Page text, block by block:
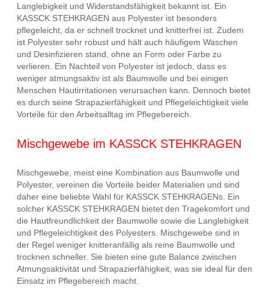
Langlebigkeit und Widerstandsfähigkeit bekannt ist. Ein
KASSCK STEHKRAGEN aus Polyester ist besonders
pflegeleicht, da er schnell trocknet und knitterfrei ist. Zudem
ist Polyester sehr robust und hält auch häufigem Waschen
und Desinfizieren stand, ohne an Form oder Farbe zu
verlieren. Ein Nachteil von Polyester ist jedoch, dass es
weniger atmungsaktiv ist als Baumwolle und bei einigen
Menschen Hautirritationen verursachen kann. Dennoch bietet
es durch seine Strapazierfähigkeit und Pflegeleichtigkeit viele
Vorteile für den Arbeitsalltag im Pflegebereich.
Mischgewebe im KASSCK STEHKRAGEN
Mischgewebe, meist eine Kombination aus Baumwolle und
Polyester, vereinen die Vorteile beider Materialien und sind
daher eine beliebte Wahl für KASSCK STEHKRAGENs. Ein
solcher KASSCK STEHKRAGEN bietet den Tragekomfort und
die Hautfreundlichkeit der Baumwolle sowie die Langlebigkeit
und Pflegeleichtigkeit des Polyesters. Mischgewebe sind in
der Regel weniger knitteranfällig als reine Baumwolle und
trocknen schneller. Sie bieten eine gute Balance zwischen
Atmungsaktivität und Strapazierfähigkeit, was sie ideal für den
Einsatz im Pflegebereich macht.